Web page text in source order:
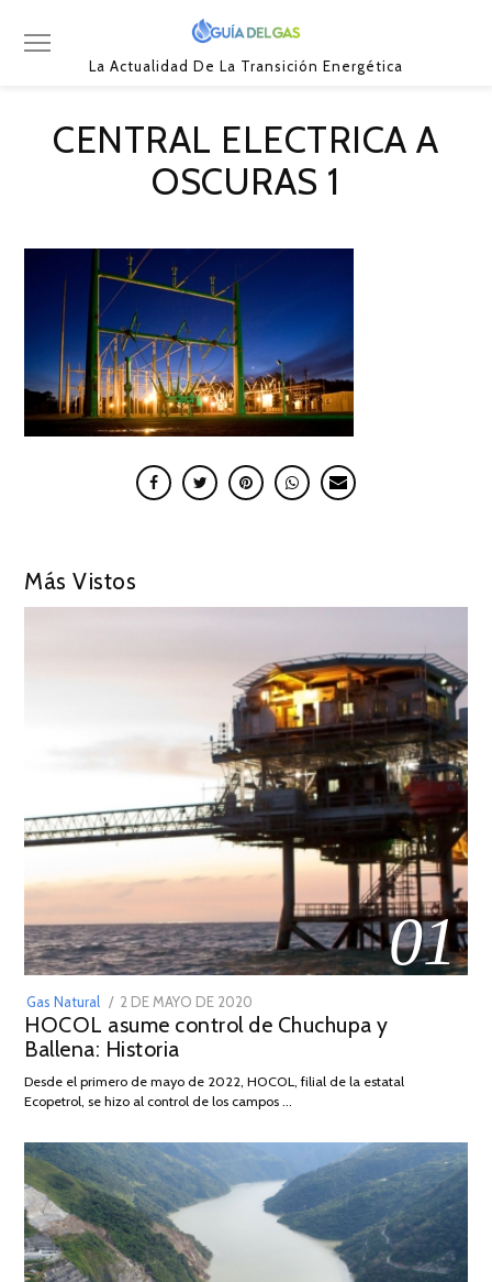
La Actualidad De La Transición Energética
CENTRAL ELECTRICA A
OSCURAS 1
Más Vistos
01
Gas Natural
POSTED
ON
2 DE MAYO DE 2020
DE
2026
HOCOL asume control de Chuchupa y
Ballena: Historia
Desde el primero de mayo de 2022, HOCOL, filial de la estatal
Ecopetrol, se hizo al control de los campos …